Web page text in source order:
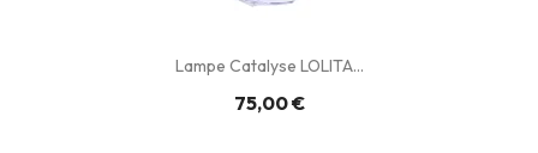
Lampe Catalyse LOLITA...
75,00 €